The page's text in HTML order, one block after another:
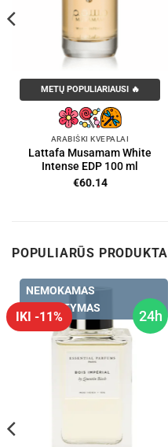
METŲ POPULIARIAUSI 🔥
ARABIŠKI KVEPALAI
Lattafa Musamam White
Intense EDP 100 ml
€60.14
POPULIARŪS PRODUKTAI
24h
IKI -11%
NEMOKAMAS
PRISTATYMAS